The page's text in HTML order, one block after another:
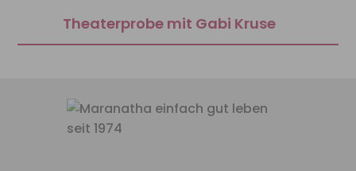
Theaterprobe mit Gabi Kruse